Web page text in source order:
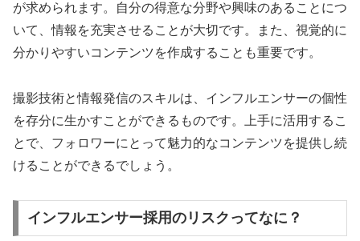
が求められます。自分の得意な分野や興味のあることにつ
いて、情報を充実させることが大切です。また、視覚的に
分かりやすいコンテンツを作成することも重要です。
撮影技術と情報発信のスキルは、インフルエンサーの個性
を存分に生かすことができるものです。上手に活用するこ
とで、フォロワーにとって魅力的なコンテンツを提供し続
けることができるでしょう。
インフルエンサー採用のリスクってなに？